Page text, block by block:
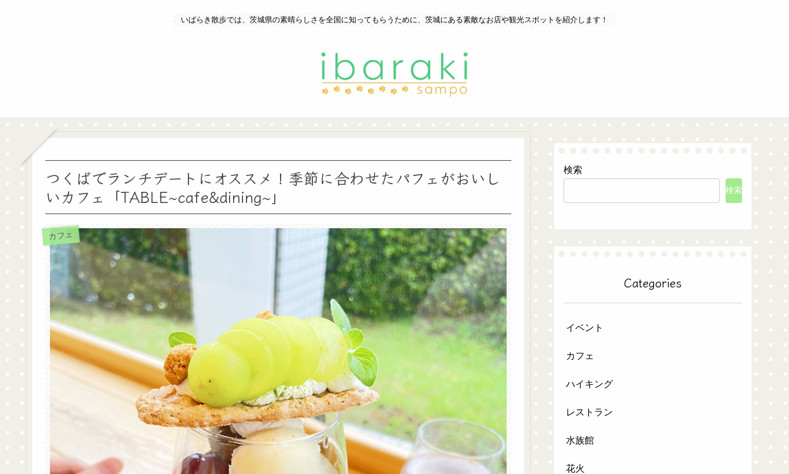
いばらき散歩では、茨城県の素晴らしさを全国に知ってもらうために、茨城にある素敵なお店や観光スポットを紹介します！
つくばでランチデートにオススメ！季節に合わせたパフェがおいし
いカフェ「TABLE~cafe&dining~」
カフェ
検索
検索
Categories
イベント
カフェ
ハイキング
レストラン
水族館
花火